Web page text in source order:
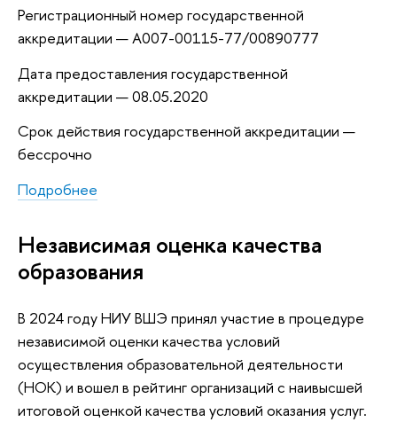
Регистрационный номер государственной
аккредитации — А007-00115-77/00890777
Дата предоставления государственной
аккредитации — 08.05.2020
Срок действия государственной аккредитации —
бессрочно
Подробнее
Независимая оценка качества
образования
В 2024 году НИУ ВШЭ принял участие в процедуре
независимой оценки качества условий
осуществления образовательной деятельности
(НОК) и вошел в рейтинг организаций с наивысшей
итоговой оценкой качества условий оказания услуг.